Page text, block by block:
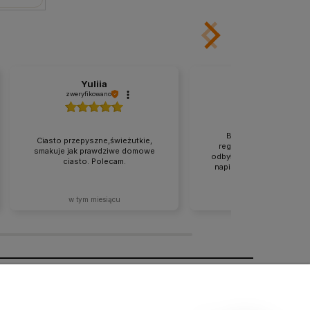
Yuliia
zweryfikowano
Ciasto przepyszne,świeżutkie,
smakuje jak prawdziwe domowe
ciasto. Polecam.
w tym miesiącu
Bogata oferta
regionalnych. Cała
odbyła się zgodnie z tym,
napisane na stronie.